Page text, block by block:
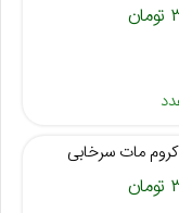
مات سرخابی